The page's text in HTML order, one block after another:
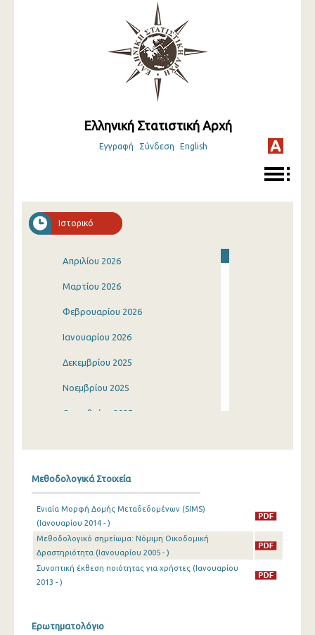
Ελληνική Στατιστική Αρχή
Εγγραφή Σύνδεση English
Ιστορικό
Απριλίου 2026
Μαρτίου 2026
Φεβρουαρίου 2026
Ιανουαρίου 2026
Δεκεμβρίου 2025
Νοεμβρίου 2025
Οκτωβρίου 2025
Ιουνίου 2025
Μαΐου 2025
Απριλίου 2025
Μεθοδολογικά Στοιχεία
Ενιαία Μορφή Δομής Μεταδεδομένων (SIMS)
(Ιανουαρίου 2014 - )
Μεθοδολογικό σημείωμα: Νόμιμη Οικοδομική
Δραστηριότητα (Ιανουαρίου 2005 - )
Συνοπτική έκθεση ποιότητας για χρήστες (Ιανουαρίου
2013 - )
Ερωτηματολόγιο